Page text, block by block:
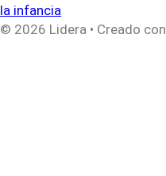
la infancia
© 2026 Lidera • Creado con